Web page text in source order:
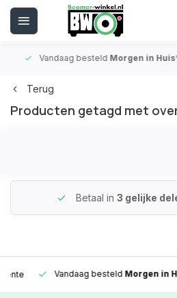
Vandaag besteldMorgen in Huis*
Terug
Producten getagd met
Betaal in 3 gelijke
Vandaag besteldMorgen in Huis*